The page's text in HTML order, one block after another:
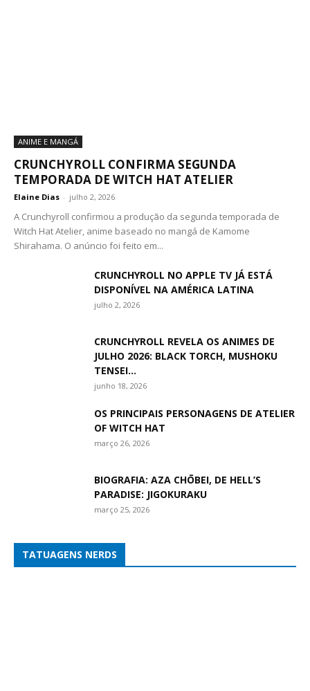
ANIME E MANGÁ
CRUNCHYROLL CONFIRMA SEGUNDA
TEMPORADA DE WITCH HAT ATELIER
Elaine Dias - julho 2, 2026
A Crunchyroll confirmou a produção da segunda temporada de
Witch Hat Atelier, anime baseado no mangá de Kamome
Shirahama. O anúncio foi feito em...
CRUNCHYROLL NO APPLE TV JÁ ESTÁ
DISPONÍVEL NA AMÉRICA LATINA
julho 2, 2026
CRUNCHYROLL REVELA OS ANIMES DE
JULHO 2026: BLACK TORCH, MUSHOKU
TENSEI...
junho 18, 2026
OS PRINCIPAIS PERSONAGENS DE ATELIER
OF WITCH HAT
março 26, 2026
BIOGRAFIA: AZA CHŌBEI, DE HELL’S
PARADISE: JIGOKURAKU
março 25, 2026
TATUAGENS NERDS